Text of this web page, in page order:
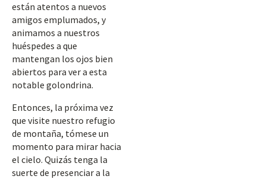
están atentos a nuevos
amigos emplumados, y
animamos a nuestros
huéspedes a que
mantengan los ojos bien
abiertos para ver a esta
notable golondrina.
Entonces, la próxima vez
que visite nuestro refugio
de montaña, tómese un
momento para mirar hacia
el cielo. Quizás tenga la
suerte de presenciar a la